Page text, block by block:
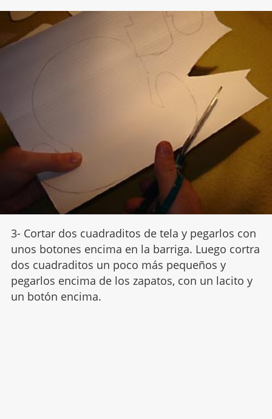
3- Cortar dos cuadraditos de tela y pegarlos con
unos botones encima en la barriga. Luego cortra
dos cuadraditos un poco más pequeños y
pegarlos encima de los zapatos, con un lacito y
un botón encima.